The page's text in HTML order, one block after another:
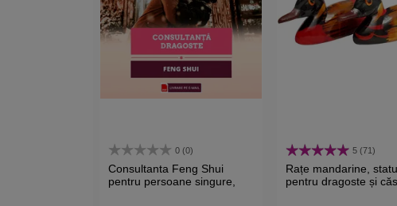
0 (0)
Consultanta Feng Shui
pentru persoane singure,
5 (71)
Rațe mandarine,
pentru dragoste și